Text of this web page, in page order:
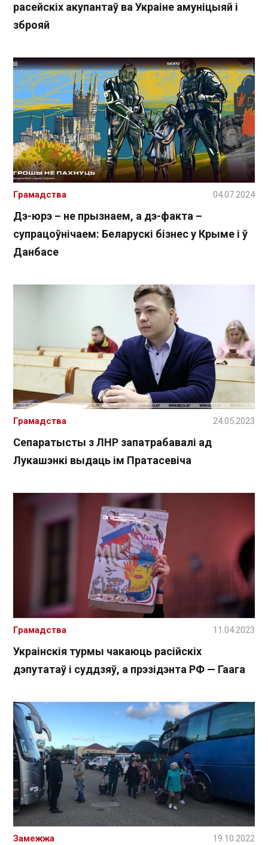
расейскіх акупантаў ва Украіне амуніцыяй і
зброяй
Дэ-юрэ – не прызнаем, а дэ-факта –
супрацоўнічаем: Беларускі бізнес у Крыме і ў
Данбасе
Грамадства 04.07.2024
Сепаратысты з ЛНР запатрабавалі ад
Лукашэнкі выдаць ім Пратасевіча
Грамадства 24.05.2023
Украінскія турмы чакаюць расійскіх
дэпутатаў і суддзяў, а прэзідэнта РФ — Гаага
Грамадства 11.04.2023
Замежжа 19.10.2022